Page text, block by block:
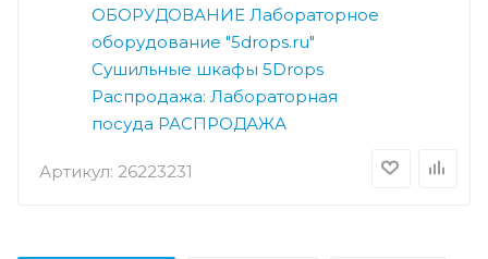
Артикул: 26223231
ОБОРУДОВАНИЕ Лабораторное
оборудование "5drops.ru"
Сушильные шкафы 5Drops
Распродажа: Лабораторная
посуда РАСПРОДАЖА